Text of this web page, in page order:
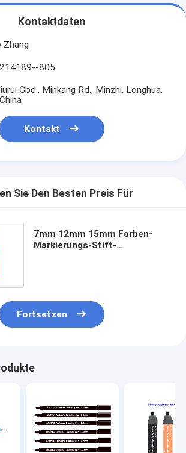
Kontaktdaten
Zhang
805
Gbd., Minkang Rd., Minzhi, Longhua,
Kontakt
Sie Den Besten Preis Für
7mm 12mm 15mm Farben-
Markierungs-Stift-
Fortsetzen